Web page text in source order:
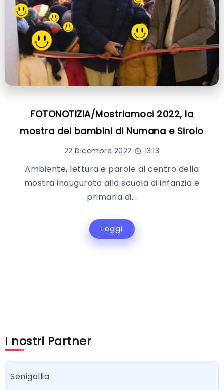
FOTONOTIZIA/Mostriamoci 2022, la
mostra dei bambini di Numana e Sirolo
22 Dicembre 2022 13:13
Ambiente, lettura e parole al centro della
mostra inaugurata alla scuola di infanzia e
primaria di...
Leggi
I nostri Partner
Senigallia